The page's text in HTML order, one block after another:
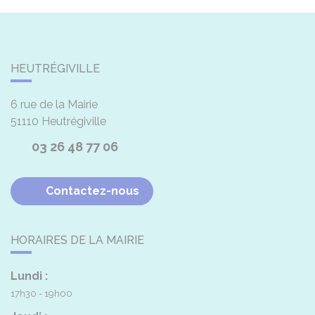
HEUTRÉGIVILLE
6 rue de la Mairie
51110 Heutrégiville
03 26 48 77 06
Contactez-nous
HORAIRES DE LA MAIRIE
Lundi :
17h30 - 19h00